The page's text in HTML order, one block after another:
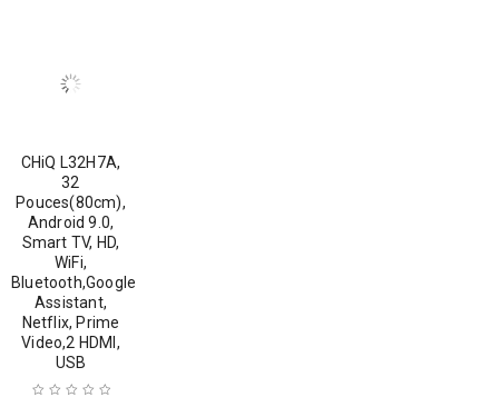
CHiQ L32H7A,
32
Pouces(80cm),
Android 9.0,
Smart TV, HD,
WiFi,
Bluetooth,Google
Assistant,
Netflix, Prime
Video,2 HDMI,
USB